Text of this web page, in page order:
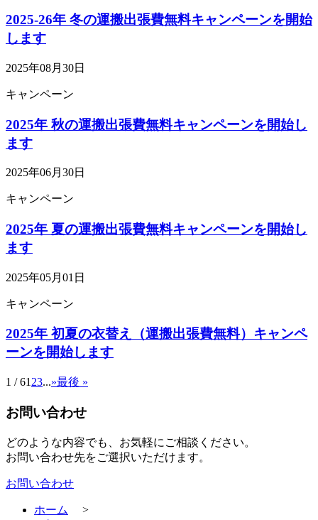
2025-26年 冬の運搬出張費無料キャンペーンを開始
します
2025年08月30日
キャンペーン
2025年 秋の運搬出張費無料キャンペーンを開始し
ます
2025年06月30日
キャンペーン
2025年 夏の運搬出張費無料キャンペーンを開始し
ます
2025年05月01日
キャンペーン
2025年 初夏の衣替え（運搬出張費無料）キャンペ
ーンを開始します
1 / 61 23...»最後 »
お問い合わせ
どのような内容でも、お気軽にご相談ください。
お問い合わせ先をご選択いただけます。
お問い合わせ
ホーム
>